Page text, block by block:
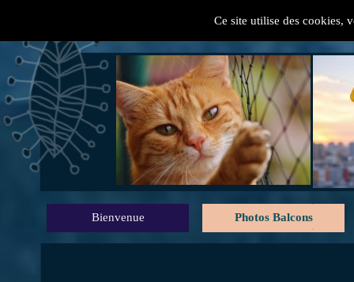
Ce site utilise des cookies,
Bienvenue Photos Balcons
" Mes conseils